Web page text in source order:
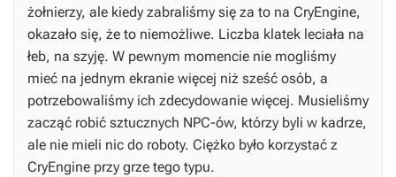
żołnierzy, ale kiedy zabraliśmy się za to na CryEngine,
okazało się, że to niemożliwe. Liczba klatek leciała na
łeb, na szyję. W pewnym momencie nie mogliśmy
mieć na jednym ekranie więcej niż sześć osób, a
potrzebowaliśmy ich zdecydowanie więcej. Musieliśmy
zacząć robić sztucznych NPC-ów, którzy byli w kadrze,
ale nie mieli nic do roboty. Ciężko było korzystać z
CryEngine przy grze tego typu.